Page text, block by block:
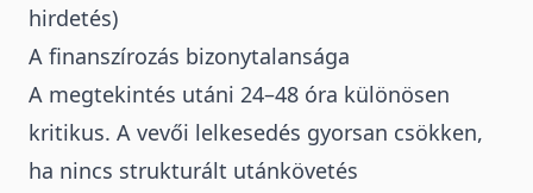
hirdetés)
A finanszírozás bizonytalansága
A megtekintés utáni 24–48 óra különösen
kritikus. A vevői lelkesedés gyorsan csökken,
ha nincs strukturált utánkövetés